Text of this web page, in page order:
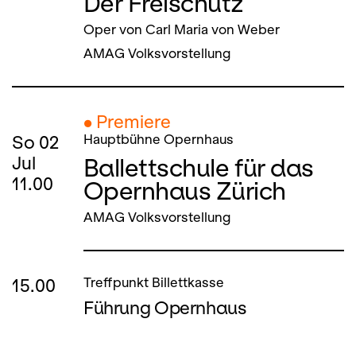
Oper von Carl Maria von Weber
AMAG Volksvorstellung
● Premiere
So 02
Jul
11.00
Hauptbühne Opernhaus
Ballettschule für das
Opernhaus Zürich
AMAG Volksvorstellung
15.00 Treffpunkt Billettkasse
Führung Opernhaus